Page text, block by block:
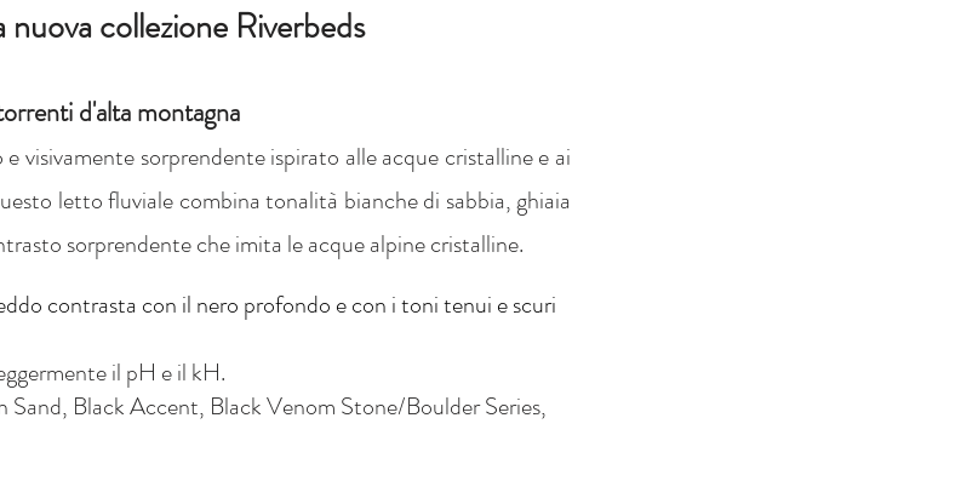
nuova collezione Riverbeds
d'alta montagna
visivamente sorprendente ispirato alle acque cristalline e ai
letto fluviale combina tonalità bianche di sabbia, ghiaia
sorprendente che imita le acque alpine cristalline.
contrasta con il nero profondo e con i toni tenui e scuri
il pH e il kH.
Sand, Black Accent, Black Venom Stone/Boulder Series,